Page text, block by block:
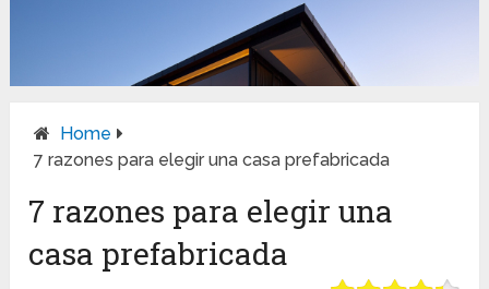
Home
7 razones para elegir una casa prefabricada
7 razones para elegir una
casa prefabricada